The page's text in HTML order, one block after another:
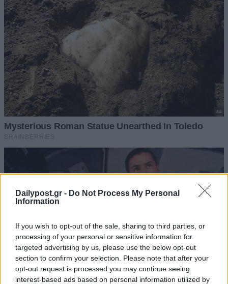
Dailypost.gr - Do Not Process My Personal
Information
If you wish to opt-out of the sale, sharing to third parties, or
processing of your personal or sensitive information for
targeted advertising by us, please use the below opt-out
section to confirm your selection. Please note that after your
opt-out request is processed you may continue seeing
interest-based ads based on personal information utilized by